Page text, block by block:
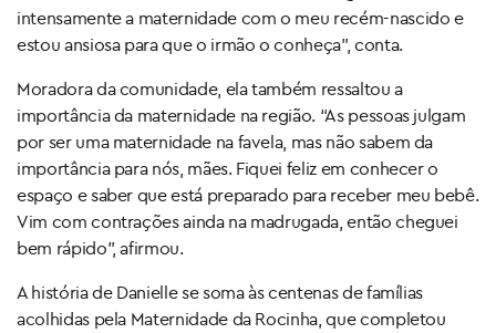
intensamente a maternidade com o meu recém-nascido e
estou ansiosa para que o irmão o conheça”, conta.
Moradora da comunidade, ela também ressaltou a
importância da maternidade na região. “As pessoas julgam
por ser uma maternidade na favela, mas não sabem da
importância para nós, mães. Fiquei feliz em conhecer o
espaço e saber que está preparado para receber meu bebê.
Vim com contrações ainda na madrugada, então cheguei
bem rápido”, afirmou.
A história de Danielle se soma às centenas de famílias
acolhidas pela Maternidade da Rocinha, que completou